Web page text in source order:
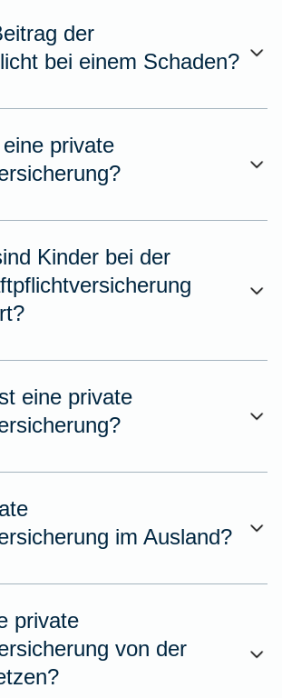
der
bei einem Schaden?
private
Kinder bei der
eine private
im Ausland?
private
von der